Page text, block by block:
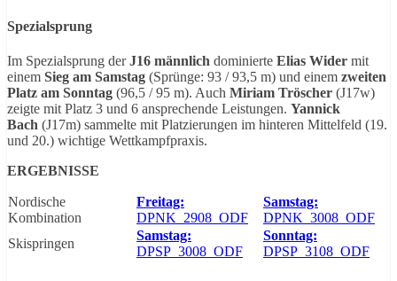
Spezialsprung
Im Spezialsprung derJ16 männlich dominierte Elias Wider mit
einem Sieg am Samstag (Sprünge: 93 / 93,5 m) und einem zweiten
Platz am Sonntag (96,5 / 95 m). Auch Miriam Tröscher (J17w)
zeigte mit Platz 3 und 6 ansprechende Leistungen. Yannick
Bach (J17m) sammelte mit Platzierungen im hinteren Mittelfeld (19.
und 20.) wichtige Wettkampfpraxis.
ERGEBNISSE
Nordische
Kombination
Freitag:
DPNK_2908_ODF
Samstag:
DPNK_3008_ODF
Skispringen
Samstag:
DPSP_3008_ODF
Sonntag:
DPSP_3108_ODF